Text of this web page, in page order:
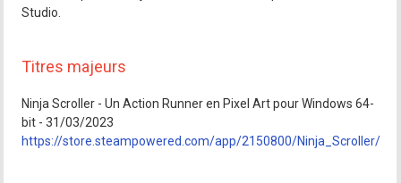
Studio.
Titres majeurs
Ninja Scroller - Un Action Runner en Pixel Art pour Windows 64-
bit - 31/03/2023
https://store.steampowered.com/app/2150800/Ninja_Scroller/